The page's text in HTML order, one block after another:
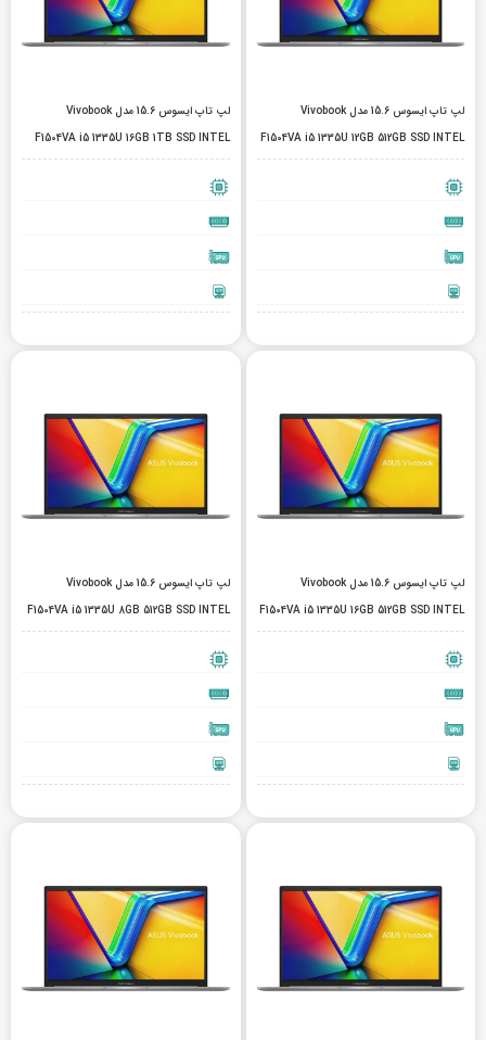
لپ تاپ ایسوس 15.6 مدل Vivobook
F1504VA i5 1335U 12GB 512GB SSD INTEL
لپ تاپ ایسوس 15.6 مدل Vivobook
F1504VA i5 1335U 16GB 1TB SSD INTEL
لپ تاپ ایسوس 15.6 مدل Vivobook
F1504VA i5 1335U 16GB 512GB SSD INTEL
لپ تاپ ایسوس 15.6 مدل Vivobook
F1504VA i5 1335U 8GB 512GB SSD INTEL